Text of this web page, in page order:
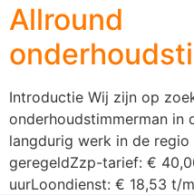
Allround
Introductie Wij zijn op
onderhoudstimmerman in
langdurig werk in de
geregeldZzp-tarief: €
uurLoondienst: € 18,53 t/